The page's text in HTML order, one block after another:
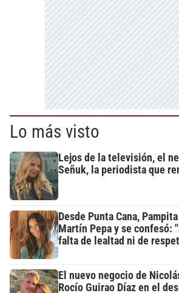
Lo más visto
Lejos de la televisión, el
Señuk, la periodista que
Desde Punta Cana,
Martín Pepa y se confesó:
falta de lealtad ni de
El nuevo negocio de
Rocío Guirao Díaz en el